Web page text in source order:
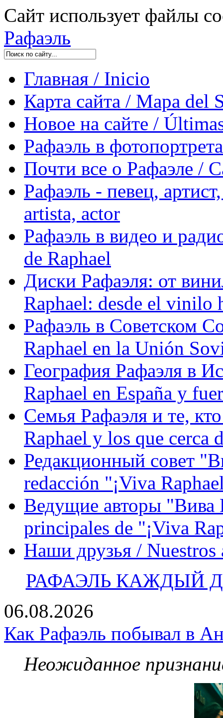
Сайт использует файлы
Рафаэль
Главная / Inicio
Карта сайта / Mapa del
Новое на сайте /
Рафаэль в
Почти все о Рафаэле /
Рафаэль - певец,
artista, actor
Рафаэль в видео и
de Raphael
Диски Рафаэля: от
Raphael: desde el vinilo
Рафаэль в Советском
Raphael en la Unión
География Рафаэля в
Raphael en España y
Семья Рафаэля и те,
Raphael y los que cerca
Редакционный совет
redacción "¡Viva
Ведущие авторы "Вива
principales de "¡Viva
Наши друзья / Nuestros
РАФАЭЛЬ КАЖДЫЙ
06.08.2026
Как Рафаэль побывал в
Неожиданное